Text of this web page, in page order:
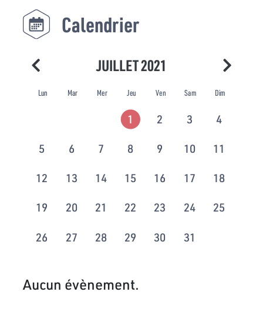
Calendrier
JUILLET 2021
Lun Mar Mer Jeu Ven Sam Dim
1 2 3 4
5 6 7 8 9 10 11
12 13 14 15 16 17 18
19 20 21 22 23 24 25
26 27 28 29 30 31
Aucun évènement.